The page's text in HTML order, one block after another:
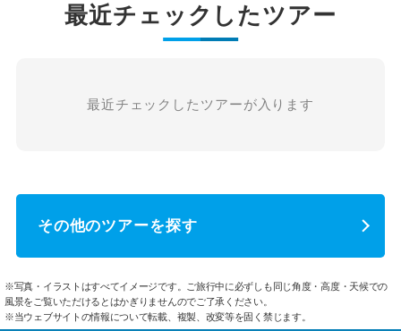
最近チェックしたツアー
最近チェックしたツアーが入ります
その他のツアーを探す
※写真・イラストはすべてイメージです。ご旅行中に必ずしも同じ角度・高度・天候での
風景をご覧いただけるとはかぎりませんのでご了承ください。
※当ウェブサイトの情報について転載、複製、改変等を固く禁じます。